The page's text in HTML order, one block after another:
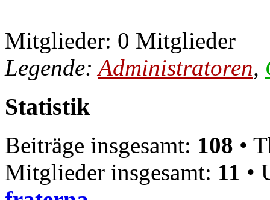
Mitglieder: 0 Mitglieder
Legende:Administratoren,
Statistik
Beiträge insgesamt: 108 •
Mitglieder insgesamt: 11 •